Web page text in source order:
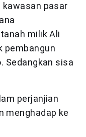
kawasan pasar
milik Ali
pembangun
Sedangkan sisa
perjanjian
menghadap ke